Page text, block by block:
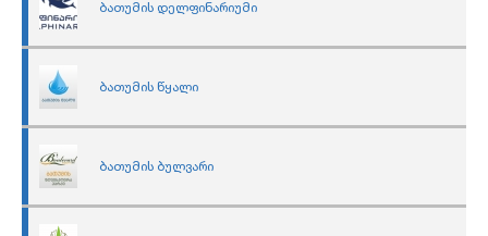
ბათუმის დელფინარიუმი
ბათუმის წყალი
ბათუმის ბულვარი